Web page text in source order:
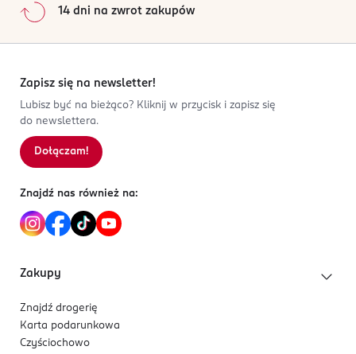
14 dni na zwrot zakupów
Zapisz się na newsletter!
Lubisz być na bieżąco? Kliknij w przycisk i zapisz się
do newslettera.
Dołączam!
Znajdź nas również na:
Zakupy
Znajdź drogerię
Karta podarunkowa
Czyściochowo